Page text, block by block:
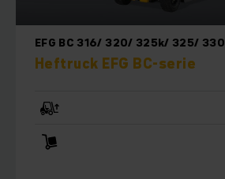
EFG BC 316/ 320/ 325k/ 325/ 330
Heftruck EFG BC-serie